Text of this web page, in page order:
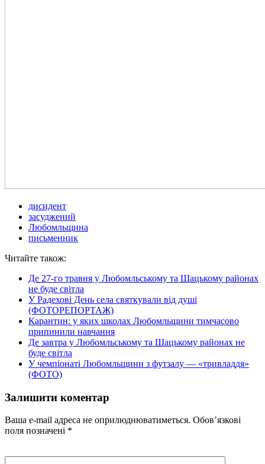
дисидент
засуджений
Любомльщина
письменник
Читайте також:
Де 27-го травня у Любомльському та Шацькому районах
не буде світла
У Радехові День села святкували від душі
(ФОТОРЕПОРТАЖ)
Карантин: у яких школах Любомльщини тимчасово
припинили навчання
Де завтра у Любомльському та Шацькому районах не
буде світла
У чемпіонаті Любомльщини з футзалу — «тривладдя»
(ФОТО)
Залишити коментар
Ваша e-mail адреса не оприлюднюватиметься. Обов’язкові
поля позначені *